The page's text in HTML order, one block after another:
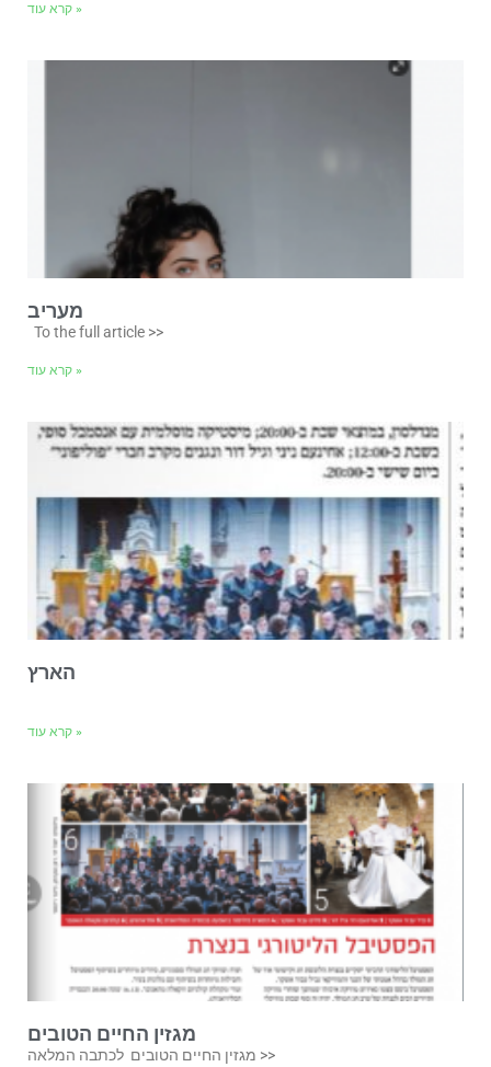
קרא עוד »
מעריב
To the full article >>
קרא עוד »
הארץ
קרא עוד »
מגזין החיים הטובים
מגזין החיים הטובים לכתבה המלאה >>